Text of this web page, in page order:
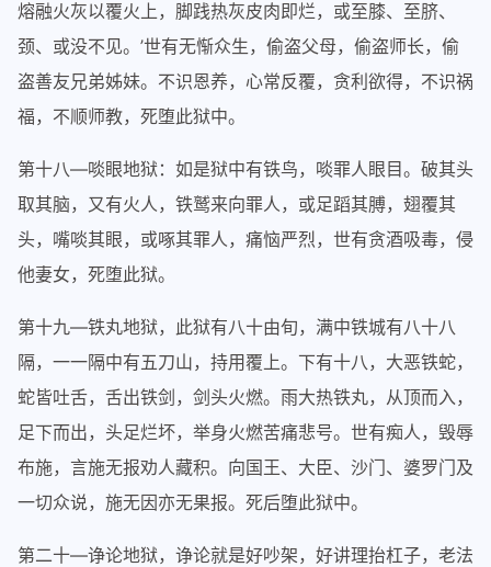
熔融火灰以覆火上，脚践热灰皮肉即烂，或至膝、至脐、
颈、或没不见。’世有无惭众生，偷盗父母，偷盗师长，偷
盗善友兄弟姊妹。不识恩养，心常反覆，贪利欲得，不识祸
福，不顺师教，死堕此狱中。
第十八—啖眼地狱：如是狱中有铁鸟，啖罪人眼目。破其头
取其脑，又有火人，铁鹫来向罪人，或足蹈其膊，翅覆其
头，嘴啖其眼，或啄其罪人，痛恼严烈，世有贪酒吸毒，侵
他妻女，死堕此狱。
第十九—铁丸地狱，此狱有八十由旬，满中铁城有八十八
隔，一一隔中有五刀山，持用覆上。下有十八，大恶铁蛇，
蛇皆吐舌，舌出铁剑，剑头火燃。雨大热铁丸，从顶而入，
足下而出，头足烂坏，举身火燃苦痛悲号。世有痴人，毁辱
布施，言施无报劝人藏积。向国王、大臣、沙门、婆罗门及
一切众说，施无因亦无果报。死后堕此狱中。
第二十—诤论地狱，诤论就是好吵架，好讲理抬杠子，老法